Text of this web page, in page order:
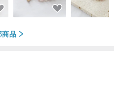
商品